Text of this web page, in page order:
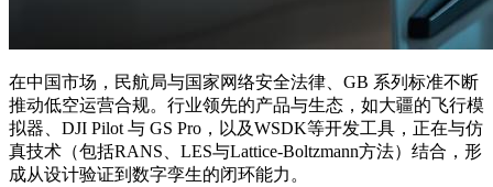
在中国市场，民航局与国家网络安全法律、GB 系列标准不断
推动低空运营合规。行业领先的产品与生态，如大疆的飞行模
拟器、DJI Pilot 与 GS Pro，以及WSDK等开发工具，正在与仿
真技术（包括RANS、LES与Lattice-Boltzmann方法）结合，形
成从设计验证到数字孪生的闭环能力。